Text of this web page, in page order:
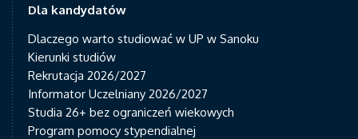
Dla kandydatów
Dlaczego warto studiować w UP w Sanoku
Kierunki studiów
Rekrutacja 2026/2027
Informator Uczelniany 2026/2027
Studia 26+ bez ograniczeń wiekowych
Program pomocy stypendialnej